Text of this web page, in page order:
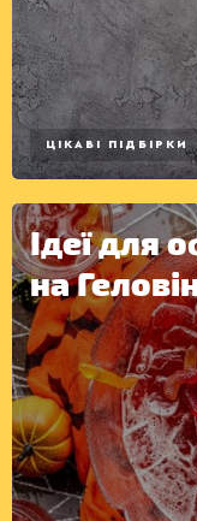
ЦІКАВІ ПІДБІРКИ
Ідеї для
на